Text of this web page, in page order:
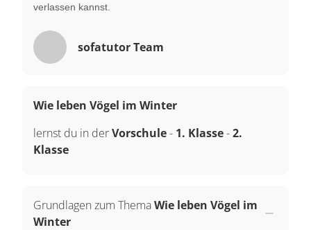
verlassen kannst.
sofatutor Team
Wie leben Vögel im Winter
lernst du in derVorschule- 1. Klasse-2.
Klasse
Grundlagen zum ThemaWie leben Vögel im
Winter